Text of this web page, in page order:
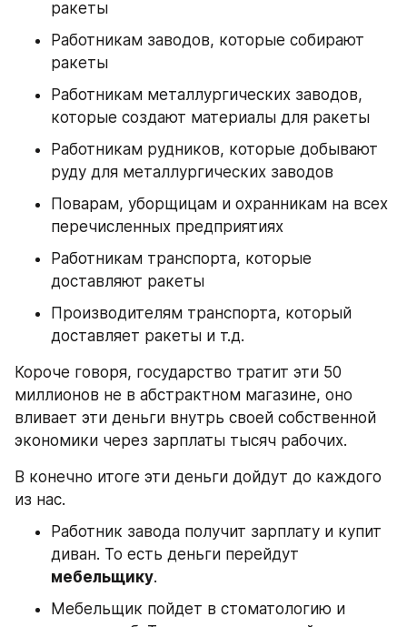
ракеты
Работникам заводов, которые собирают
ракеты
Работникам металлургических заводов,
которые создают материалы для ракеты
Работникам рудников, которые добывают
руду для металлургических заводов
Поварам, уборщицам и охранникам на всех
перечисленных предприятиях
Работникам транспорта, которые
доставляют ракеты
Производителям транспорта, который
доставляет ракеты и т.д.
Короче говоря, государство тратит эти 50
миллионов не в абстрактном магазине, оно
вливает эти деньги внутрь своей собственной
экономики через зарплаты тысяч рабочих.
В конечно итоге эти деньги дойдут до каждого
из нас.
Работник завода получит зарплату и купит
мебельщику.
Мебельщик пойдет в стоматологию и